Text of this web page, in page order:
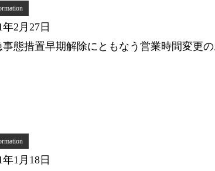
年2月27日
事態措置早期解除にともなう営業時間変更
年1月18日